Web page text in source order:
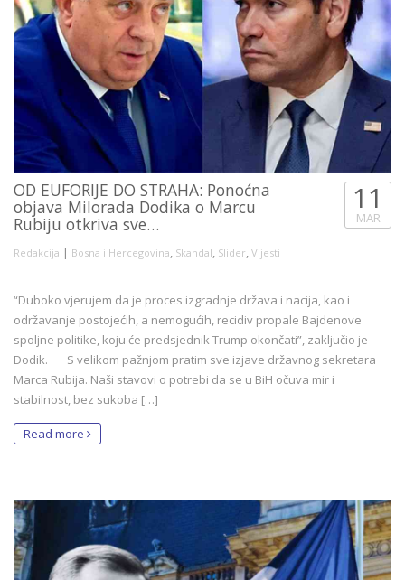
OD EUFORIJE DO STRAHA: Ponoćna
objava Milorada Dodika o Marcu
Rubiju otkriva sve…
Redakcija | Bosna i Hercegovina, Skandal, Slider, Vijesti
11
MAR
“Duboko vjerujem da je proces izgradnje država i nacija, kao i
održavanje postojećih, a nemogućih, recidiv propale Bajdenove
spoljne politike, koju će predsjednik Trump okončati”, zaključio je
Dodik. S velikom pažnjom pratim sve izjave državnog sekretara
Marca Rubija. Naši stavovi o potrebi da se u BiH očuva mir i
stabilnost, bez sukoba […]
Read more